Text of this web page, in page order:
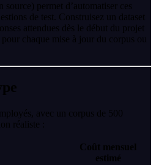
source) permet d’automatiser ces
de test. Construisez un dataset
attendues dès le début du projet
chaque mise à jour du corpus ou
avec un corpus de 500
réaliste :
Coût mensuel
estimé